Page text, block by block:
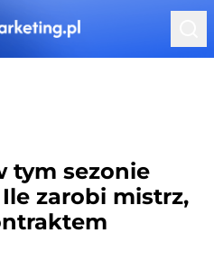
tym sezonie
zarobi mistrz,